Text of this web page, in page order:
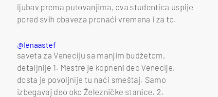
ljubav prema putovanjima, ova studentica uspije
pored svih obaveza pronaći vremena i za to.
@lenaastef
saveta za Veneciju sa manjim budžetom,
detaljnije 1. Mestre je kopneni deo Venecije,
dosta je povoljnije tu naći smeštaj. Samo
izbegavaj deo oko Železničke stanice. 2.